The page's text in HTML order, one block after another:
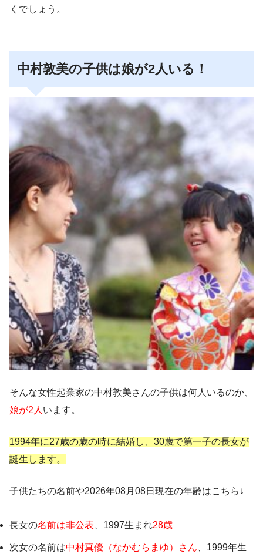
くでしょう。
中村敦美の子供は娘が2人いる！
そんな女性起業家の中村敦美さんの子供は何人いるのか、
娘が2人 います。
1994年に27歳の歳の時に結婚し、30歳で第一子の長女が
誕生します。
子供たちの名前や2026年08月08日現在の年齢はこちら↓
長女の名前は非公表 、1997生まれ28歳
次女の名前は中村真優（なかむらまゆ）さん 、1999年生